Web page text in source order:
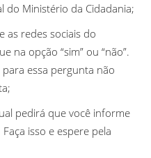
do Ministério da Cidadania;
as redes sociais do
na opção “sim” ou “não”.
essa pergunta não
pedirá que você informe
isso e espere pela